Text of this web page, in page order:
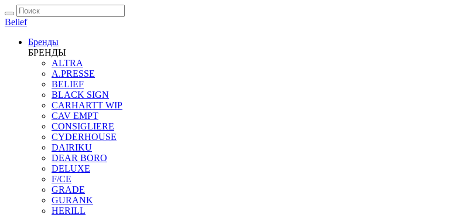
Belief
Бренды
БРЕНДЫ
ALTRA
A.PRESSE
BELIEF
BLACK SIGN
CARHARTT WIP
CAV EMPT
CONSIGLIERE
CYDERHOUSE
DAIRIKU
DEAR BORO
DELUXE
F/CE
GRADE
GURANK
HERILL